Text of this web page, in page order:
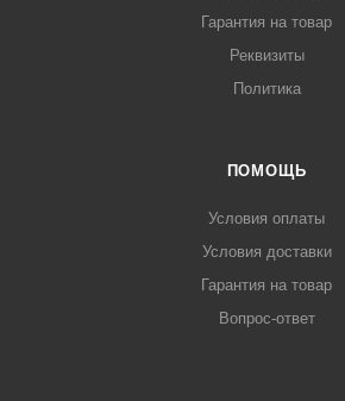
Гарантия на товар
Реквизиты
Политика
ПОМОЩЬ
Условия оплаты
Условия доставки
Гарантия на товар
Вопрос-ответ